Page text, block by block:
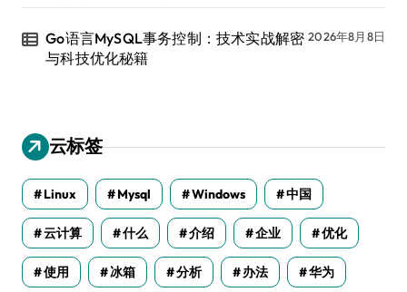
Go语言MySQL事务控制：技术实战解密
与科技优化秘籍
2026年8月8日
云标签
Linux Mysql Windows 中国
云计算 什么 介绍 企业 优化
使用 冰箱 分析 办法 华为